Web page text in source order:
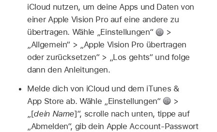
iCloud nutzen, um deine Apps und Daten von
einer Apple Vision Pro auf eine andere zu
übertragen. Wähle „Einstellungen“
>
„Allgemein“ > „Apple Vision Pro übertragen
oder zurücksetzen“ > „Los gehts“ und folge
dann den Anleitungen.
Melde dich von iCloud und dem iTunes &
App Store ab. Wähle „Einstellungen“
>
„[dein Name]“, scrolle nach unten, tippe auf
„Abmelden“, gib dein Apple Account-Passwort